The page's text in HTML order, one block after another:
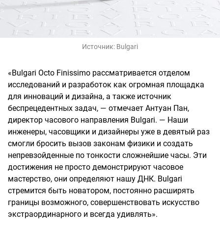
Источник: Bulgari
«Bulgari Octo Finissimo рассматривается отделом
исследований и разработок как огромная площадка
для инноваций и дизайна, а также источник
беспрецедентных задач, — отмечает Антуан Пан,
директор часового направления Bulgari. — Наши
инженеры, часовщики и дизайнеры уже в девятый раз
смогли бросить вызов законам физики и создать
непревзойденные по тонкости сложнейшие часы. Эти
достижения не просто демонстрируют часовое
мастерство, они определяют нашу ДНК. Bulgari
стремится быть новатором, постоянно расширять
границы возможного, совершенствовать искусство
экстраординарного и всегда удивлять».